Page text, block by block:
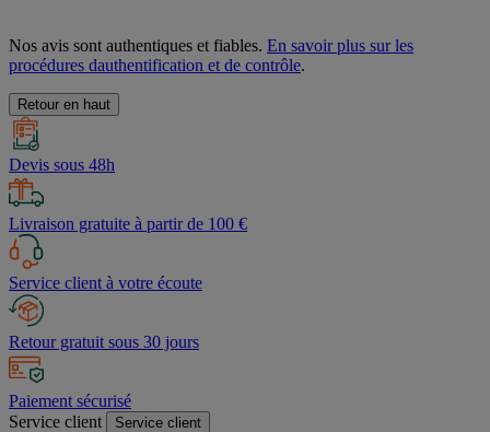
Nos avis sont authentiques et fiables. En savoir plus sur les
procédures dauthentification et de contrôle.
Retour en haut
Devis sous 48h
Livraison gratuite à partir de 100 €
Service client à votre écoute
Retour gratuit sous 30 jours
Paiement sécurisé
Service client
Service client